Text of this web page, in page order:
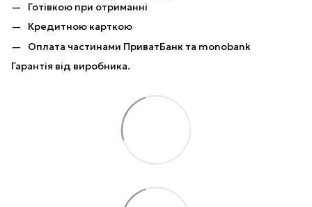
Готівкою при отриманні
Кредитною карткою
Оплата частинами ПриватБанк та monobank
Гарантія від виробника.